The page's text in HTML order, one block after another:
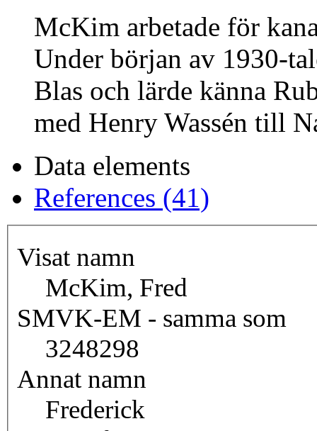
McKim arbetade för
Under början av 1930-
Blas och lärde känna
med Henry Wassén till
Data elements
References (41)
Visat namn
McKim, Fred
SMVK-EM - samma som
3248298
Annat namn
Frederick